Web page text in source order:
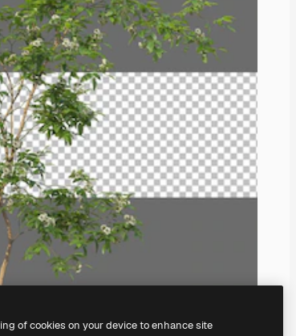
of cookies on your device to enhance site